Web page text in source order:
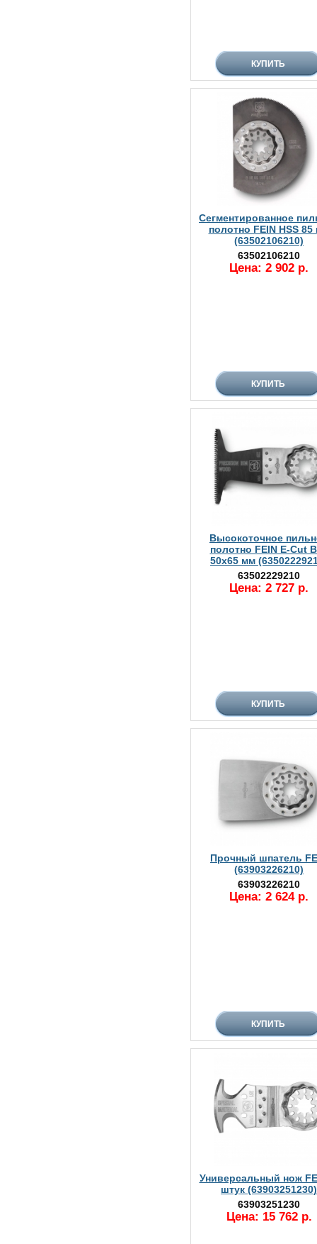
Сегментированное
полотно FEIN HSS 85
(63502106210)
63502106210
Цена: 2 902 р.
Высокоточное
полотно FEIN E-Cut
50x65 мм
63502229210
Цена: 2 727 р.
Прочный шпатель
(63903226210)
63903226210
Цена: 2 624 р.
Универсальный нож
штук (63903251230)
63903251230
Цена: 15 762 р.